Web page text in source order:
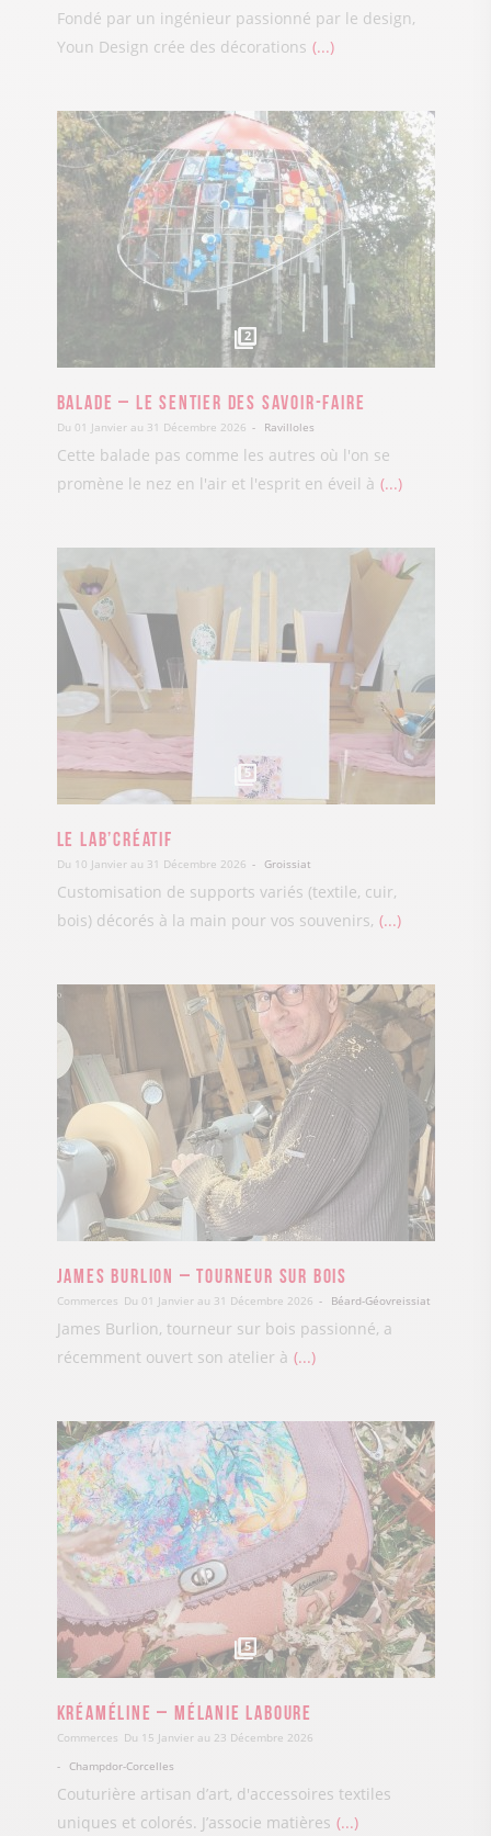
Fondé par un ingénieur passionné par le design,
Youn Design crée des décorations ...
2
Balade – Le sentier des Savoir-Faire
Du 01 Janvier au 31 Décembre 2026 Ravilloles
Cette balade pas comme les autres où l'on se
promène le nez en l'air et l'esprit en éveil à ...
5
Le Lab’Créatif
Du 10 Janvier au 31 Décembre 2026 Groissiat
Customisation de supports variés (textile, cuir,
bois) décorés à la main pour vos souvenirs, ...
James Burlion – Tourneur sur bois
Commerces Du 01 Janvier au 31 Décembre 2026 Béard-Géovreissiat
James Burlion, tourneur sur bois passionné, a
récemment ouvert son atelier à ...
5
Kréaméline – Mélanie Laboure
Commerces Du 15 Janvier au 23 Décembre 2026
Champdor-Corcelles
Couturière artisan d’art, d'accessoires textiles
uniques et colorés. J’associe matières ...